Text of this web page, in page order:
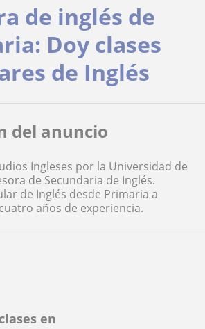
en
de inglés de
Doy clases
de Inglés
del anuncio
Ingleses por la Universidad de
de Secundaria de Inglés.
de Inglés desde Primaria a
años de experiencia.